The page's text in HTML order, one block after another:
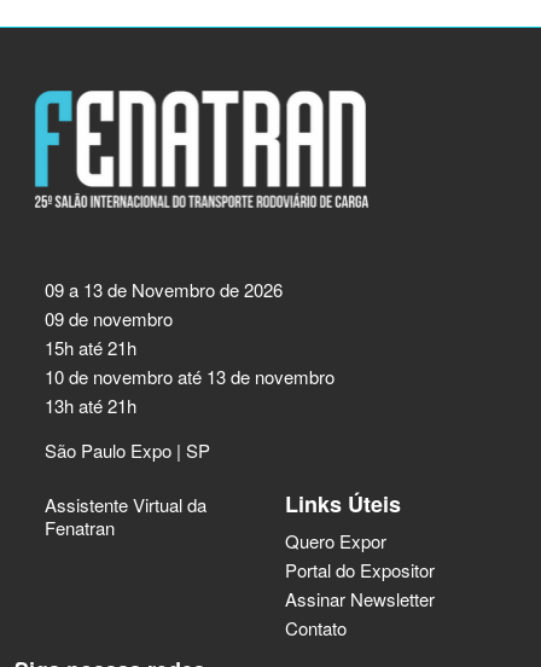
09 a 13 de Novembro de 2026
09 de novembro
15h até 21h
10 de novembro até 13 de novembro
13h até 21h
São Paulo Expo | SP
Assistente Virtual da
Fenatran
Links Úteis
Quero Expor
Portal do Expositor
Assinar Newsletter
Contato